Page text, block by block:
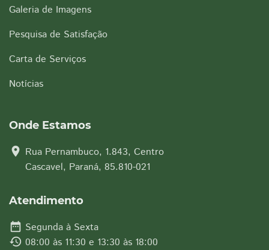
Galeria de Imagens
Pesquisa de Satisfação
Carta de Serviços
Notícias
Onde Estamos
location_on Rua Pernambuco, 1.843, Centro
Cascavel, Paraná, 85.810-021
Atendimento
date_range Segunda à Sexta
history 08:00 às 11:30 e 13:30 às 18:00